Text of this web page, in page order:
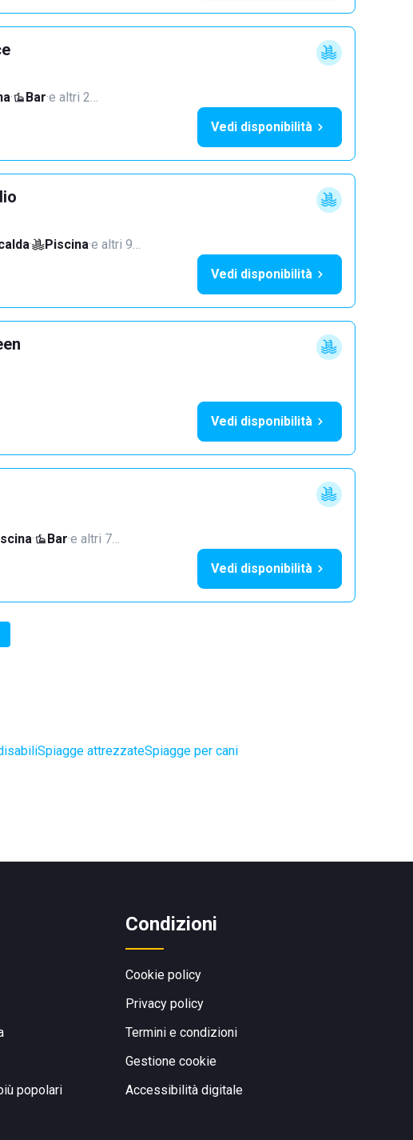
· Bar·e altri 2…
Vedi disponibilità
· Piscina·e altri 9…
Vedi disponibilità
Vedi disponibilità
· Bar·e altri 7…
Vedi disponibilità
Spiagge attrezzateSpiagge per cani
popolari
Condizioni
Cookie policy
Privacy policy
Termini e condizioni
Gestione cookie
Accessibilità digitale